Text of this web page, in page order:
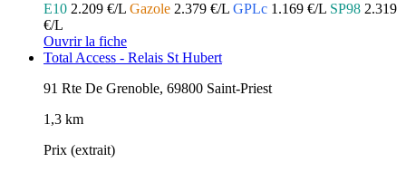
E10 2.209 €/L Gazole 2.379 €/L GPLc 1.169 €/L SP98 2.319
€/L
Ouvrir la fiche
Total Access - Relais St Hubert
91 Rte De Grenoble, 69800 Saint-Priest
1,3 km
Prix (extrait)